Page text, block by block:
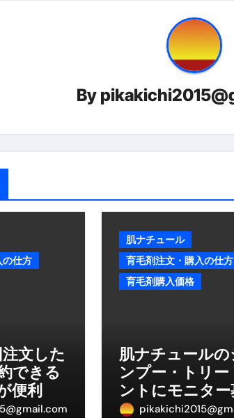
ナを毎日食べたらどうなるの？①【30秒で
レせずにプロテインを飲み続けたらどうな
イン取得からホームページ完成まで。ムーム
まき（掻巻き）超完全ガイド｜“着る布団”
新版】掛け布団の選び方“完全攻略”｜シン
シストステッパー】ハンドル付き・筋力アシ
年最新保存版】エアトリ超新春セール＆
ナウイルス完全解説ガイド ― 正しく知るこ
で整う、新しい栄養補給」 飲むミスト（
クリスマスの魔法で、心と未来を彩る方法
新】手袋の選び方 完全ガイド｜スマホ対応
カミソリ完全ガイド｜深剃り・肌へのやさ
器の選び方 完全ガイド｜集音器との違い・
By
の仕方
文した
できる
便利
肌ナチュール
育毛剤注文・購入の仕方
育毛剤購入価格
肌ナチュールの
ンプー・トリー
ントにモニター
はある？